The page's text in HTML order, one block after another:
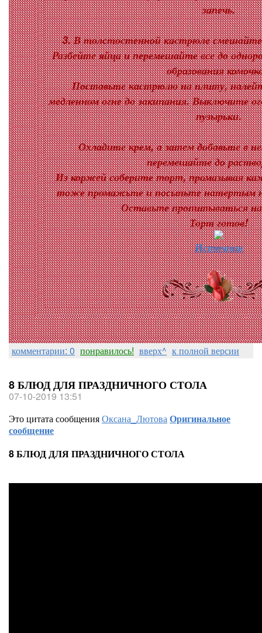
запечь.
3. В толстостенной кастрюле смешайте
Разбейте яйца и перемешайте все до
образования
Поставьте кастрюлю на плиту,
медленном огне до закипания. Выключите
пузырьки.
Охладите крем, а затем добавьте в
перемешайте до
Из коржей соберите торт, промазывая
тоже промажьте и посыпьте натертым
Оставьте пропитываться на
Торт готов!
Источник
комментарии: 0 понравилось! вверх^ к полной версии
8 БЛЮД ДЛЯ ПРАЗДНИЧНОГО СТОЛА
07-10-2019 13:51
Это цитата сообщенияОксана_ЛютоваОригинальное
сообщение
8 БЛЮД ДЛЯ ПРАЗДНИЧНОГО СТОЛА